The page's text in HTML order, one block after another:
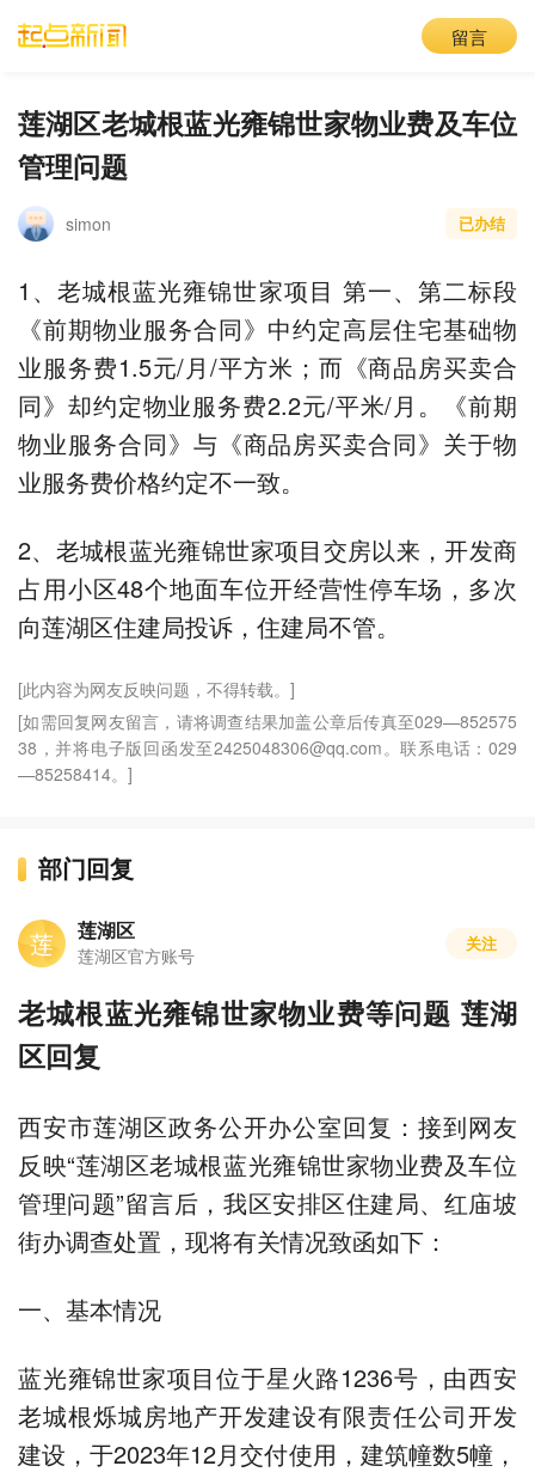
留言
莲湖区老城根蓝光雍锦世家物业费及车位
管理问题
simon 已办结
1、老城根蓝光雍锦世家项目 第一、第二标段
《前期物业服务合同》中约定高层住宅基础物
业服务费1.5元/月/平方米；而《商品房买卖合
同》却约定物业服务费2.2元/平米/月。《前期
物业服务合同》与《商品房买卖合同》关于物
业服务费价格约定不一致。
2、老城根蓝光雍锦世家项目交房以来，开发商
占用小区48个地面车位开经营性停车场，多次
向莲湖区住建局投诉，住建局不管。
[此内容为网友反映问题，不得转载。]
[如需回复网友留言，请将调查结果加盖公章后传真至029—852575
38，并将电子版回函发至2425048306@qq.com。联系电话：029
—85258414。]
部门回复
莲 莲湖区
莲湖区官方账号
关注
老城根蓝光雍锦世家物业费等问题 莲湖
区回复
西安市莲湖区政务公开办公室回复：接到网友
反映“莲湖区老城根蓝光雍锦世家物业费及车位
管理问题”留言后，我区安排区住建局、红庙坡
街办调查处置，现将有关情况致函如下：
一、基本情况
蓝光雍锦世家项目位于星火路1236号，由西安
老城根烁城房地产开发建设有限责任公司开发
建设，于2023年12月交付使用，建筑幢数5幢，